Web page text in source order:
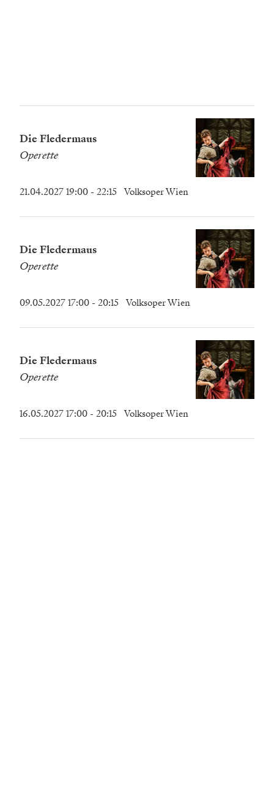
Die Fledermaus
Operette
21.04.2027 19:00 - 22:15 Volksoper Wien
Die Fledermaus
Operette
09.05.2027 17:00 - 20:15 Volksoper Wien
Die Fledermaus
Operette
16.05.2027 17:00 - 20:15 Volksoper Wien